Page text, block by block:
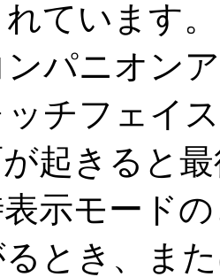
ています
パニオン
チフェイ
起きると
示モード
とき、ま